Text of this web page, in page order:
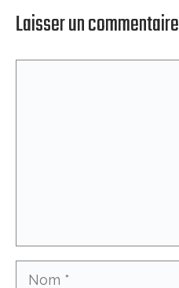
Laisser un commentaire